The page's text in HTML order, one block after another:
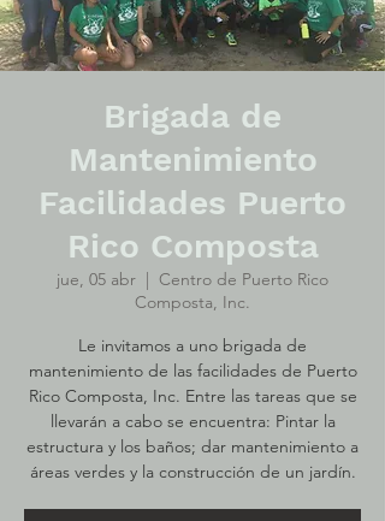
Brigada de
Mantenimiento
Facilidades Puerto
Rico Composta
jue, 05 abr
  |
Centro de Puerto Rico
Composta, Inc.
Le invitamos a uno brigada de
mantenimiento de las facilidades de Puerto
Rico Composta, Inc. Entre las tareas que se
llevarán a cabo se encuentra: Pintar la
estructura y los baños; dar mantenimiento a
áreas verdes y la construcción de un jardín.